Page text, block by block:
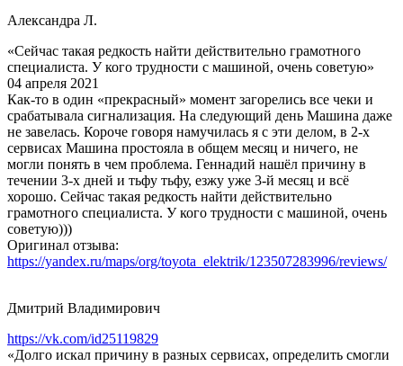
Александра Л.
«Сейчас такая редкость найти действительно грамотного
специалиста. У кого трудности с машиной, очень советую»
04 апреля 2021
Как-то в один «прекрасный» момент загорелись все чеки и
срабатывала сигнализация. На следующий день Машина даже
не завелась. Короче говоря намучилась я с эти делом, в 2-х
сервисах Машина простояла в общем месяц и ничего, не
могли понять в чем проблема. Геннадий нашёл причину в
течении 3-х дней и тьфу тьфу, езжу уже 3-й месяц и всё
хорошо. Сейчас такая редкость найти действительно
грамотного специалиста. У кого трудности с машиной, очень
советую)))
Оригинал отзыва:
https://yandex.ru/maps/org/toyota_elektrik/123507283996/reviews/
Дмитрий Владимирович
https://vk.com/id25119829
«Долго искал причину в разных сервисах, определить смогли